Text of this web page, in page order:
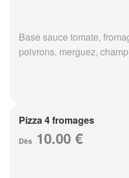
Base sauce tomate,
poivrons, merguez,
Pizza 4 fromages
Dès 10.00 €